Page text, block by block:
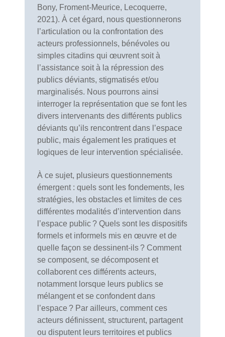
Bony, Froment-Meurice, Lecoquerre,
2021). À cet égard, nous questionnerons
l’articulation ou la confrontation des
acteurs professionnels, bénévoles ou
simples citadins qui œuvrent soit à
l’assistance soit à la répression des
publics déviants, stigmatisés et/ou
marginalisés. Nous pourrons ainsi
interroger la représentation que se font les
divers intervenants des différents publics
déviants qu’ils rencontrent dans l’espace
public, mais également les pratiques et
logiques de leur intervention spécialisée.
À ce sujet, plusieurs questionnements
émergent : quels sont les fondements, les
stratégies, les obstacles et limites de ces
différentes modalités d’intervention dans
l’espace public ? Quels sont les dispositifs
formels et informels mis en œuvre et de
quelle façon se dessinent-ils ? Comment
se composent, se décomposent et
collaborent ces différents acteurs,
notamment lorsque leurs publics se
mélangent et se confondent dans
l’espace ? Par ailleurs, comment ces
acteurs définissent, structurent, partagent
ou disputent leurs territoires et publics